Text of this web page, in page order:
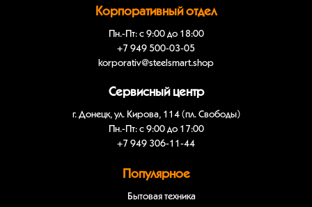
Корпоративный отдел
Пн.-Пт: с 9:00 до 18:00
+7 949 500-03-05
korporativ@steelsmart.shop
Сервисный центр
г. Донецк, ул. Кирова, 114 (пл. Свободы)
Пн.-Пт: с 9:00 до 17:00
+7 949 306-11-44
Популярное
Бытовая техника